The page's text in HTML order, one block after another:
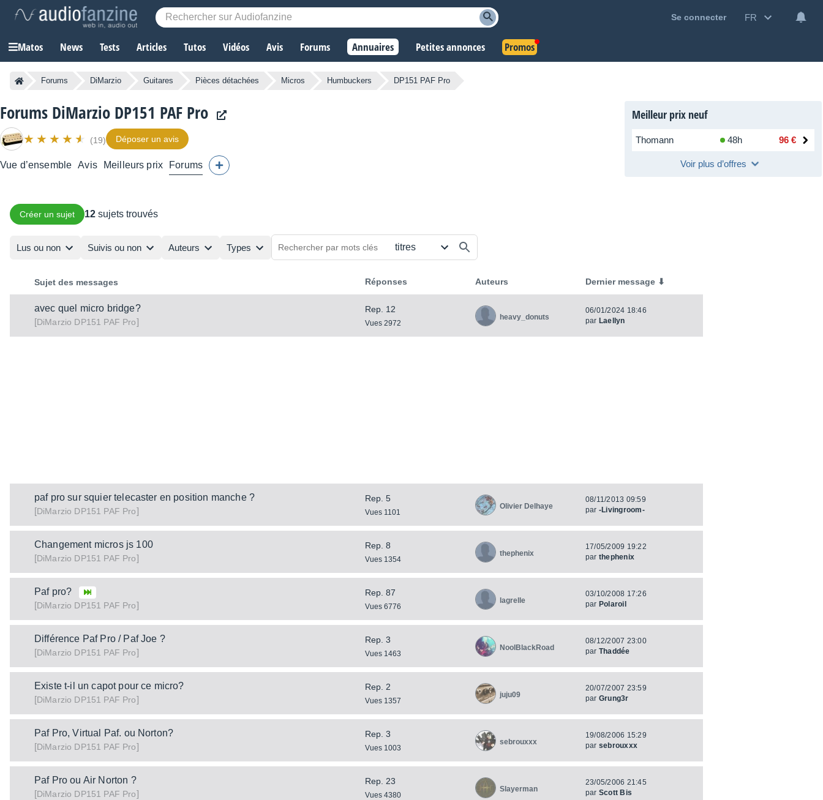
Se connecter FR
Matos News Tests Articles Tutos Vidéos Avis Forums Annuaires Petites annonces Promos
Forums DiMarzio Guitares Pièces détachées Micros Humbuckers DP151 PAF Pro
Forums DiMarzio DP151 PAF Pro
(19) Déposer un avis
Vue d’ensemble Avis Meilleurs prix Forums
Meilleur prix neuf
Thomann 48h 96 €
Voir plus d’offres
Créer un sujet 12 sujets trouvés
Lus ou non Suivis ou non Auteurs Types
Sujet des messages Réponses Auteurs Dernier message ⬇
avec quel micro bridge?
[DiMarzio DP151 PAF Pro]
Rep. 12
Vues 2972
heavy_donuts
06/01/2024 18:46
par Laellyn
paf pro sur squier telecaster en position manche ?
[DiMarzio DP151 PAF Pro]
Rep. 5
Vues 1101
Olivier Delhaye
08/11/2013 09:59
par -Livingroom-
Changement micros js 100
[DiMarzio DP151 PAF Pro]
Rep. 8
Vues 1354
thephenix
17/05/2009 19:22
par thephenix
Paf pro?
[DiMarzio DP151 PAF Pro]
Rep. 87
Vues 6776
lagrelle
03/10/2008 17:26
par Polaroil
Différence Paf Pro / Paf Joe ?
[DiMarzio DP151 PAF Pro]
Rep. 3
Vues 1463
NoolBlackRoad
08/12/2007 23:00
par Thaddée
Existe t-il un capot pour ce micro?
[DiMarzio DP151 PAF Pro]
Rep. 2
Vues 1357
juju09
20/07/2007 23:59
par Grung3r
Paf Pro, Virtual Paf. ou Norton?
[DiMarzio DP151 PAF Pro]
Rep. 3
Vues 1003
sebrouxxx
19/08/2006 15:29
par sebrouxxx
Paf Pro ou Air Norton ?
[DiMarzio DP151 PAF Pro]
Rep. 23
Vues 4380
Slayerman
23/05/2006 21:45
par Scott Bis